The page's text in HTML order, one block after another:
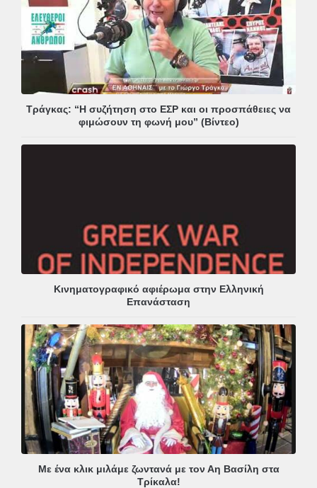
Τράγκας: “Η συζήτηση στο ΕΣΡ και οι προσπάθειες να
φιμώσουν τη φωνή μου” (Βίντεο)
Κινηματογραφικό αφιέρωμα στην Ελληνική
Επανάσταση
Με ένα κλικ μιλάμε ζωντανά με τον Αη Βασίλη στα
Τρίκαλα!